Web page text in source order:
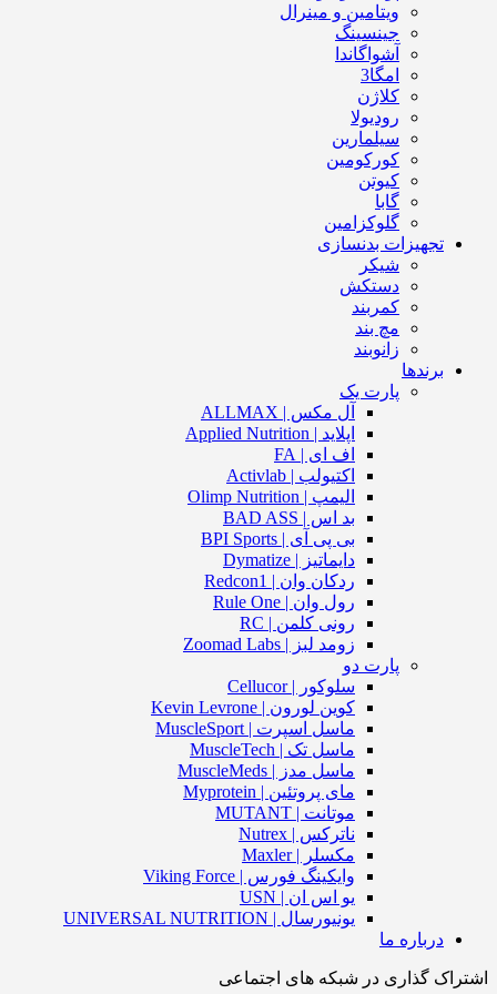
ویتامین و مینرال
جینسینگ
آشواگاندا
امگا3
کلاژن
رودیولا
سیلمارین
کورکومین
کیوتن
گابا
گلوکزامین
تجهیزات بدنسازی
شیکر
دستکش
کمربند
مچ بند
زانوبند
برندها
پارت یک
آل مکس | ALLMAX
اپلاید | Applied Nutrition
اف ای | FA
اکتیولب | Activlab
الیمپ | Olimp Nutrition
بد اس | BAD ASS
بی پی آی | BPI Sports
دایماتیز | Dymatize
ردکان وان | Redcon1
رول وان | Rule One
رونی کلمن | RC
زومد لبز | Zoomad Labs
پارت دو
سلوکور | Cellucor
کوین لورون | Kevin Levrone
ماسل اسپرت | MuscleSport
ماسل تک | MuscleTech
ماسل مدز | MuscleMeds
مای پروتئین | Myprotein
موتانت | MUTANT
ناترکس | Nutrex
مکسلر | Maxler
وایکینگ فورس | Viking Force
یو اس ان | USN
یونیورسال | UNIVERSAL NUTRITION
درباره ما
اشتراک گذاری در شبکه های اجتماعی